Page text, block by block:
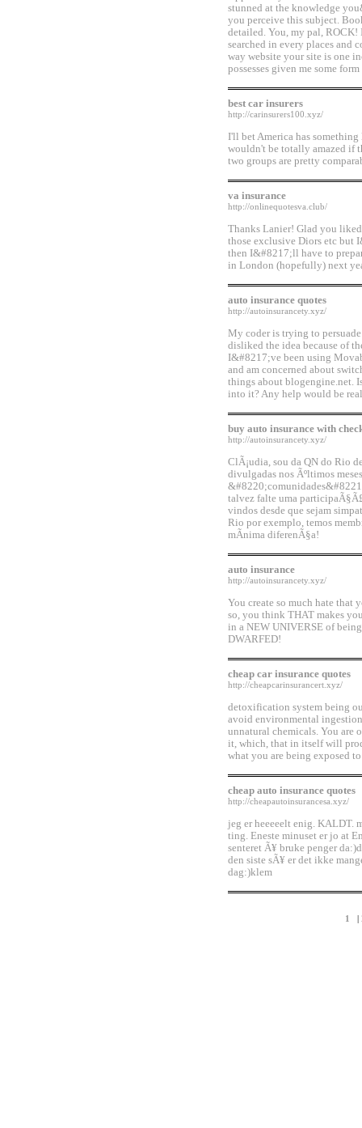
stunned at the knowledge
you perceive this subject.
detailed. You, my pal,
searched in every places and
way website your site is one
possesses given me some
best car insurers
http://carinsurers100.xyz/
I'll bet America has
wouldn't be totally amazed if
two groups are pretty
va insurance
http://onlinequotesva.club/
Thanks Lanier! Glad you
those exclusive Diors etc but
then I&#8217;ll have to
in London (hopefully) next
auto insurance quotes
http://autoinsurancety.xyz/
My coder is trying to
disliked the idea because of
I&#8217;ve been using
and am concerned about
things about blogengine.net.
into it? Any help would be
buy auto insurance with
http://autoinsurancety.xyz/
ClÃ¡udia, sou da QN do Rio
divulgadas nos Ãºltimos
talvez falte uma
vindos desde que sejam
Rio por exemplo, temos
mÃ­nima diferenÃ§a!
auto insurance
http://autoinsurancety.xyz/
You create so much hate that
so, you think THAT makes
in a NEW UNIVERSE of
DWARFED!
cheap car insurance quotes
http://cheapcarinsurancert.xyz/
detoxification system being
avoid environmental
unnatural chemicals. You are
it, which, that in itself will
what you are being exposed
cheap auto insurance quotes
http://cheapautoinsurancesa.xyz/
jeg er heeeeelt enig. KALDT.
ting. Eneste minuset er jo at
senteret Ã¥ bruke penger
den siste sÃ¥ er det ikke
dag:)klem
1 |